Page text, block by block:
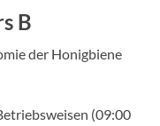
B
der Honigbiene
(09:00